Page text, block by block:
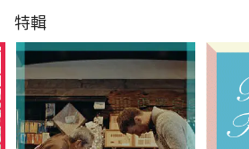
特輯